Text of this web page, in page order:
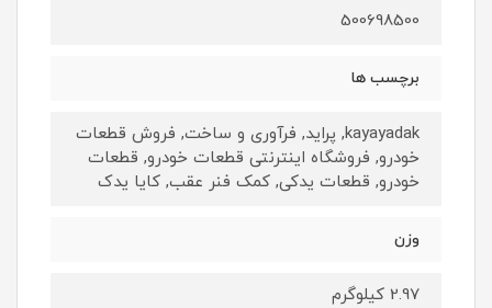
500698500
برچسب ها
kayayadak, پراید, فرآوری و ساخت, فروش قطعات
خودرو, فروشگاه اینترنتی قطعات خودرو, قطعات
خودرو, قطعات یدکی, کمک فنر عقب, کایا یدک
وزن
2.97 کیلوگرم